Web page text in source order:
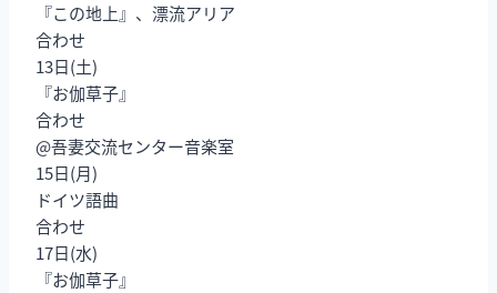
『この地上』、漂流アリア
合わせ
13日(土)
『お伽草子』
合わせ
@吾妻交流センター音楽室
15日(月)
ドイツ語曲
合わせ
17日(水)
『お伽草子』